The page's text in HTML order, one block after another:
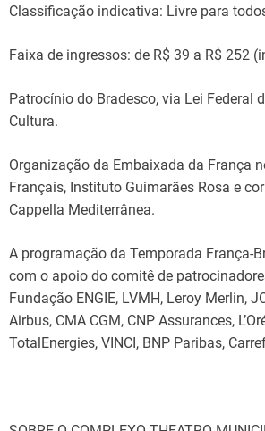
Classificação indicativa: Livre para
Faixa de ingressos: de R$ 39 a R$ 252
Patrocínio do Bradesco, via Lei Federal
Cultura.
Organização da Embaixada da França
Français, Instituto Guimarães Rosa e
Cappella Mediterrânea.
A programação da Temporada França-
com o apoio do comitê de
Fundação ENGIE, LVMH, Leroy Merlin,
Airbus, CMA CGM, CNP Assurances,
TotalEnergies, VINCI, BNP Paribas,